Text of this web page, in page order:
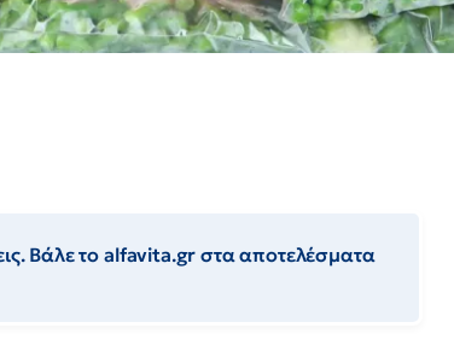
Βάλε το alfavita.gr στα αποτελέσματα